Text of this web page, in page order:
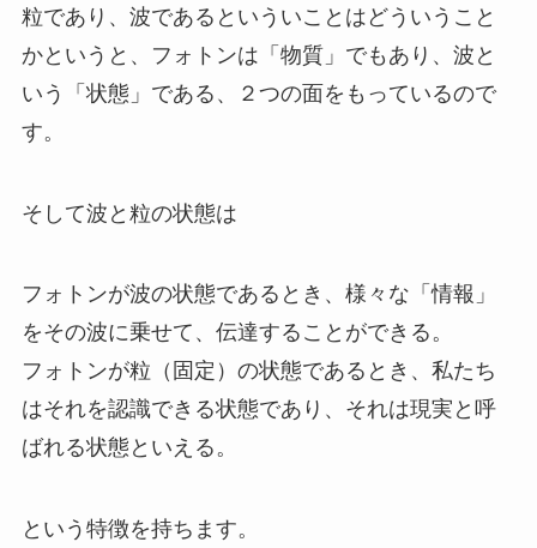
粒であり、波であるといういことはどういうこと
かというと、フォトンは「物質」でもあり、波と
いう「状態」である、２つの面をもっているので
す。
そして波と粒の状態は
フォトンが波の状態であるとき、様々な「情報」
をその波に乗せて、伝達することができる。
フォトンが粒（固定）の状態であるとき、私たち
はそれを認識できる状態であり、それは現実と呼
ばれる状態といえる。
という特徴を持ちます。